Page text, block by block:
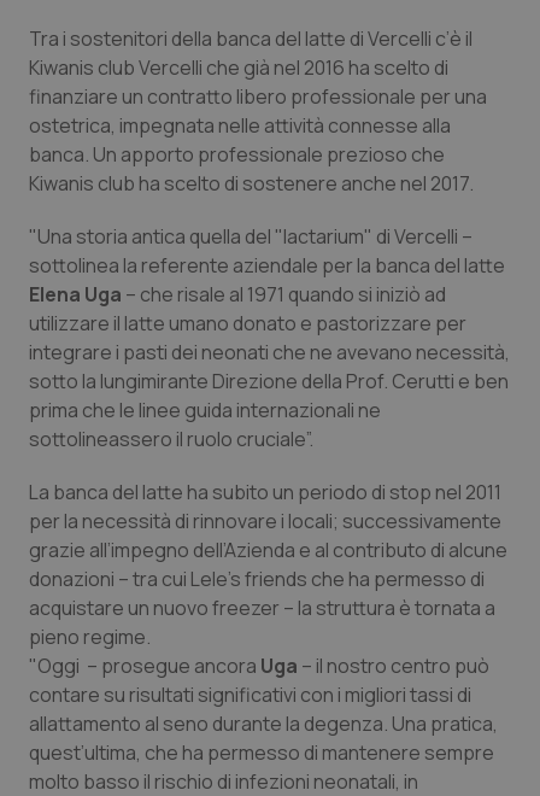
Toscana
Umbria
Valle D’Aosta
Obesità
Oftalmologia
Oncodermatologia
Oncologia & Nutrizione
Psoriasi & pelle
Quotidiano Cardiologia
Quotidiano Oncologia
Quotidiano Pediatria
Rene & patologie urogenitali
Salute orale & impianti
Sangue & coagulazione
Tra i sostenitori della banca del latte di Vercelli c’è il
Kiwanis club Vercelli che già nel 2016 ha scelto di
finanziare un contratto libero professionale per una
ostetrica, impegnata nelle attività connesse alla
banca. Un apporto professionale prezioso che
Kiwanis club ha scelto di sostenere anche nel 2017.
"Una storia antica quella del "lactarium" di Vercelli –
sottolinea la referente aziendale per la banca del latte
Elena Uga – che risale al 1971 quando si iniziò ad
utilizzare il latte umano donato e pastorizzare per
integrare i pasti dei neonati che ne avevano necessità,
sotto la lungimirante Direzione della Prof. Cerutti e ben
prima che le linee guida internazionali ne
sottolineassero il ruolo cruciale”.
La banca del latte ha subito un periodo di stop nel 2011
per la necessità di rinnovare i locali; successivamente
grazie all’impegno dell’Azienda e al contributo di alcune
donazioni – tra cui Lele's friends che ha permesso di
acquistare un nuovo freezer – la struttura è tornata a
pieno regime.
"Oggi – prosegue ancora Uga – il nostro centro può
contare su risultati significativi con i migliori tassi di
allattamento al seno durante la degenza. Una pratica,
quest’ultima, che ha permesso di mantenere sempre
molto basso il rischio di infezioni neonatali, in